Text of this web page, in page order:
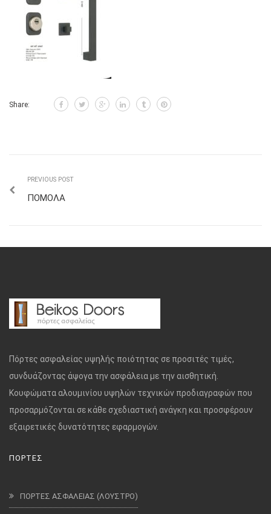
Share:
PREVIOUS POST
ΠΟΜΟΛΑ
Πόρτες ασφαλείας υψηλής ποιότητας σε προσιτές τιμές,
συνδυάζοντας άψογα την ασφάλεια με την αισθητική.
Κουφώματα αλουμινίου υψηλών τεχνικών προδιαγραφών που
προσαρμόζονται σε κάθε σχεδιαστική ανάγκη και προσφέρουν
εξαιρετικές δυνατότητες εφαρμογών.
ΠΟΡΤΕΣ
ΠΟΡΤΕΣ ΑΣΦΑΛΕΙΑΣ (ΛΟΥΣΤΡΟ)